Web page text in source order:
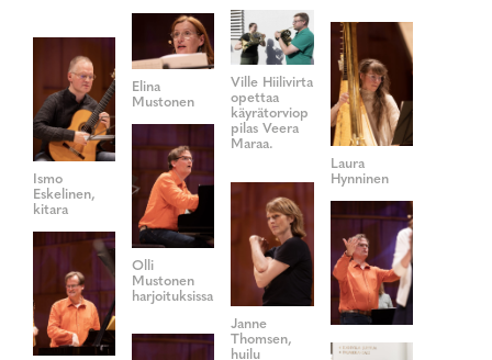
Ville Hiilivirta
opettaa
käyrätorviop
pilas Veera
Maraa.
Elina
Mustonen
Laura
Hynninen
Ismo
Eskelinen,
kitara
Olli
Mustonen
harjoituksissa
Janne
Thomsen,
huilu